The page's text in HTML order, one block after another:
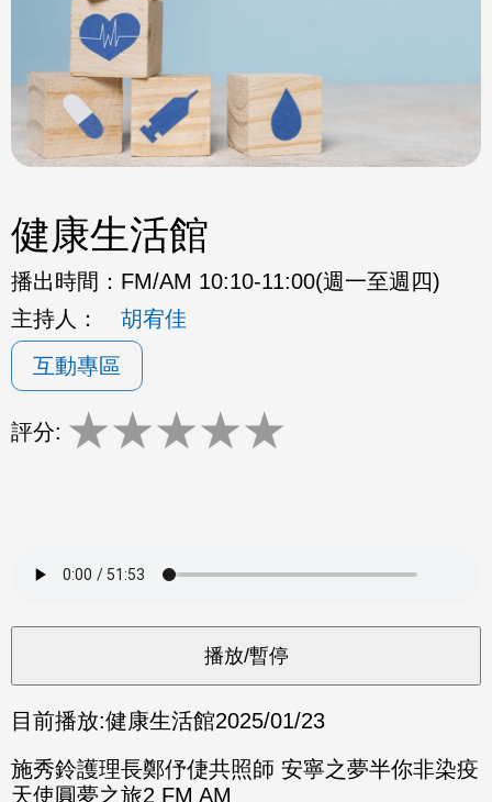
健康生活館
播出時間： FM/AM 10:10-11:00(週一至週四)
主持人：
胡宥佳
互動專區
評分: ★★★★★
目前播放:健康生活館2025/01/23
施秀鈴護理長鄭伃倢共照師 安寧之夢半你非染疫
天使圓夢之旅2 FM AM